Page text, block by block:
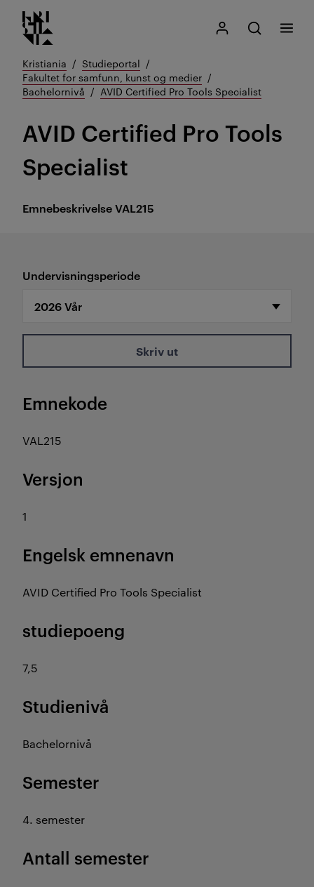
Gå
til
innhold
Kristiania logo
Mitt Kristiania
Åpne søk
Søk
Meny
Kristiania
Studieportal
Fakultet for samfunn, kunst og medier
Bachelornivå
AVID Certified Pro Tools Specialist
EmnebeskrivelseVAL215
AVID Certified Pro Tools
Specialist
Undervisningsperiode
Skriv ut
Emnekode
VAL215
Versjon
1
Engelsk emnenavn
AVID Certified Pro Tools Specialist
studiepoeng
7,5
Studienivå
Bachelornivå
Semester
4. semester
Antall semester